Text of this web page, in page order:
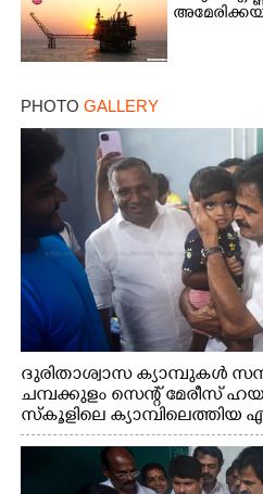
PHOTO GALLERY
ദുരിതാശ്വാസ ക്യാമ്പുകൾ
ചമ്പക്കുളം സെന്റ് മേരീസ്
സ്കൂളിലെ
സെക്രട്ടറി കെ.സി
എടുത്ത് ലാളിച്ചപ്പോൾ.
വകുപ്പ് മന്ത്രി എം. ലിജു,